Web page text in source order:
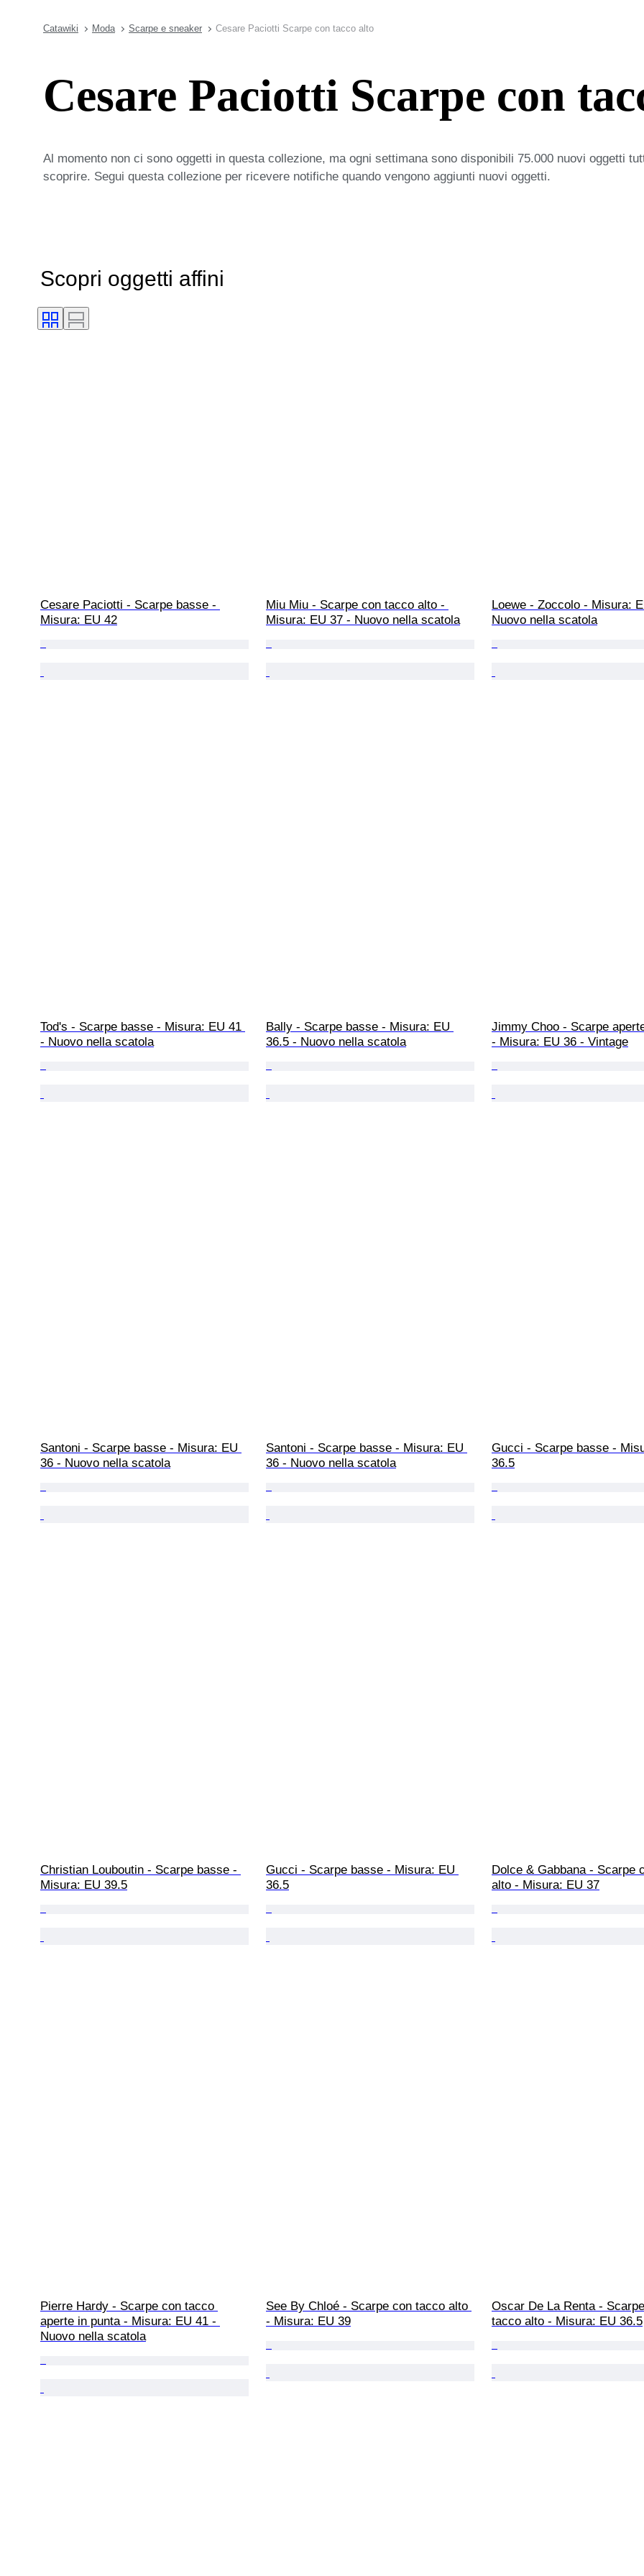
Catawiki Moda Scarpe e sneaker Cesare Paciotti Scarpe con tacco alto
Cesare Paciotti Scarpe con
Al momento non ci sono oggetti in questa collezione, ma ogni settimana sono disponibili 75.000 nuovi oggetti
scoprire. Segui questa collezione per ricevere notifiche quando vengono aggiunti nuovi oggetti.
Scopri oggetti affini
Cesare Paciotti - Scarpe basse -
Misura: EU 42
Miu Miu - Scarpe con tacco alto -
Misura: EU 37 - Nuovo nella scatola
Loewe - Zoccolo - Misura:
Nuovo nella scatola
Tod's - Scarpe basse - Misura: EU 41
- Nuovo nella scatola
Bally - Scarpe basse - Misura: EU
36.5 - Nuovo nella scatola
Jimmy Choo - Scarpe
- Misura: EU 36 - Vintage
Santoni - Scarpe basse - Misura: EU
36 - Nuovo nella scatola
Santoni - Scarpe basse - Misura: EU
36 - Nuovo nella scatola
Gucci - Scarpe basse -
36.5
Christian Louboutin - Scarpe basse -
Misura: EU 39.5
Gucci - Scarpe basse - Misura: EU
36.5
Dolce & Gabbana - Scarpe
alto - Misura: EU 37
Pierre Hardy - Scarpe con tacco
aperte in punta - Misura: EU 41 -
Nuovo nella scatola
See By Chloé - Scarpe con tacco alto
- Misura: EU 39
Oscar De La Renta -
tacco alto - Misura: EU 36.5